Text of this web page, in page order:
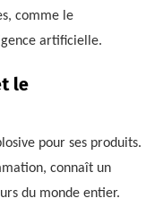
comme le
artificielle.
le
pour ses produits.
connaît un
du monde entier.